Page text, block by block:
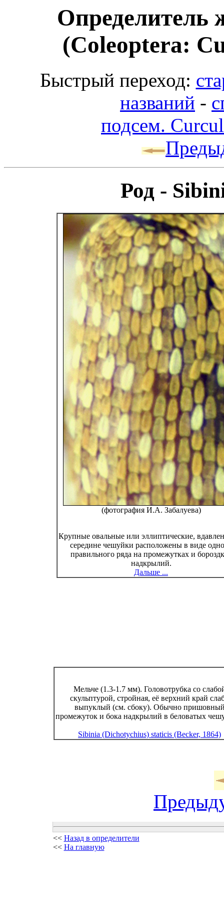
Определитель
(Coleoptera:
Быстрый переход:
названий -
подсем.
Род -
(фотография И.А. Забалуева)
Крупные овальные или эллиптические,
середине чешуйки расположены в виде
правильного ряда на промежутках и
надкрылий.
Дальше ...
Мельче (1.3-1.7 мм). Головотрубка со
скульптурой, стройная, её верхний край
выпуклый (см. сбоку). Обычно
промежуток и бока надкрылий в беловатых
Sibinia (Dichotychius) staticis (Becker, 1864)
<< Назад в определители
<< На главную